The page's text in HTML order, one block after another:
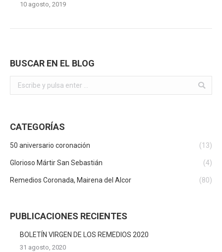
10 agosto, 2019
BUSCAR EN EL BLOG
Buscar:
CATEGORÍAS
50 aniversario coronación (13)
Glorioso Mártir San Sebastián (4)
Remedios Coronada, Mairena del Alcor (80)
PUBLICACIONES RECIENTES
BOLETÍN VIRGEN DE LOS REMEDIOS 2020
31 agosto, 2020